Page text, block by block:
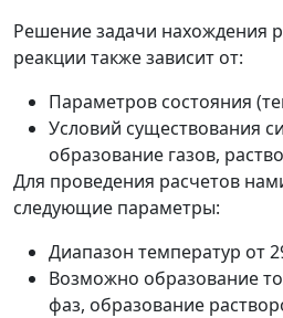
Решение задачи нахождения
реакции также зависит от:
Параметров состояния
Условий существования
образование газов,
Для проведения расчетов
следующие параметры:
Диапазон температур от
Возможно образование
фаз, образование